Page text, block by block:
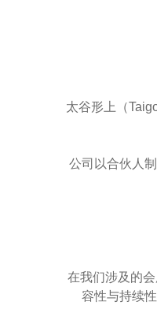
太谷形上（
公司以合伙人
在我们涉及的
容性与持续